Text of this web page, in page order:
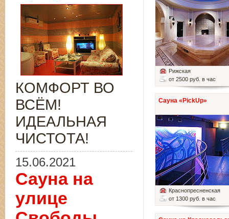
Рижская
от 2500 руб. в час
Сауна «PickUp»
Краснопресненская
от 1300 руб. в час
КОМФОРТ ВО
ВСЁМ!
ИДЕАЛЬНАЯ
ЧИСТОТА!
15.06.2021
Сауна на
улице